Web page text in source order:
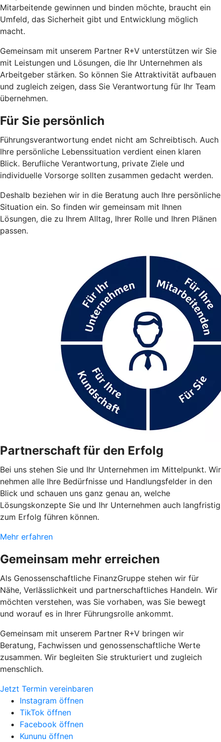
Mitarbeitende gewinnen und binden möchte, braucht ein
Umfeld, das Sicherheit gibt und Entwicklung möglich
macht.
Gemeinsam mit unserem Partner R+V unterstützen wir Sie
mit Leistungen und Lösungen, die Ihr Unternehmen als
Arbeitgeber stärken. So können Sie Attraktivität aufbauen
und zugleich zeigen, dass Sie Verantwortung für Ihr Team
übernehmen.
Für Sie persönlich
Führungsverantwortung endet nicht am Schreibtisch. Auch
Ihre persönliche Lebenssituation verdient einen klaren
Blick. Berufliche Verantwortung, private Ziele und
individuelle Vorsorge sollten zusammen gedacht werden.
Deshalb beziehen wir in die Beratung auch Ihre persönliche
Situation ein. So finden wir gemeinsam mit Ihnen
Lösungen, die zu Ihrem Alltag, Ihrer Rolle und Ihren Plänen
passen.
Partnerschaft für den Erfolg
Bei uns stehen Sie und Ihr Unternehmen im Mittelpunkt. Wir
nehmen alle Ihre Bedürfnisse und Handlungsfelder in den
Blick und schauen uns ganz genau an, welche
Lösungskonzepte Sie und Ihr Unternehmen auch langfristig
zum Erfolg führen können.
Mehr erfahren
Gemeinsam mehr erreichen
Als Genossenschaftliche FinanzGruppe stehen wir für
Nähe, Verlässlichkeit und partnerschaftliches Handeln. Wir
möchten verstehen, was Sie vorhaben, was Sie bewegt
und worauf es in Ihrer Führungsrolle ankommt.
Gemeinsam mit unserem Partner R+V bringen wir
Beratung, Fachwissen und genossenschaftliche Werte
zusammen. Wir begleiten Sie strukturiert und zugleich
menschlich.
Jetzt Termin vereinbaren
Instagram öffnen
TikTok öffnen
Facebook öffnen
Kununu öffnen